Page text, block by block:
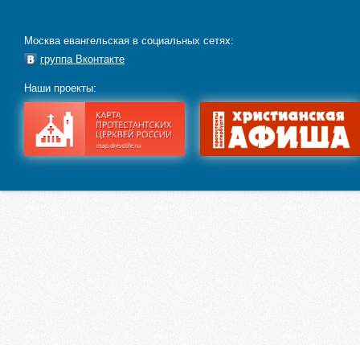
Москва евангельская в социальных сетях:
группа Вконтакте
Наши проекты: